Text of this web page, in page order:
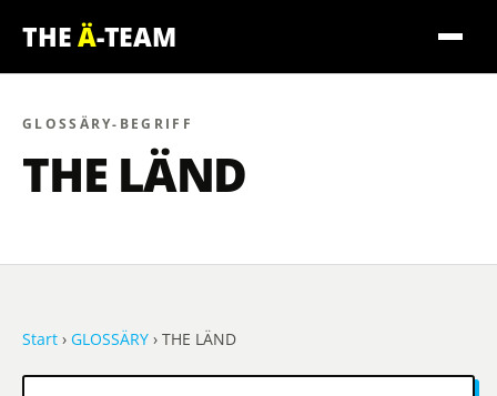
THEÄ-TEAM
GLOSSÄRY-BEGRIFF
THE LÄND
Start › GLOSSÄRY › THE LÄND